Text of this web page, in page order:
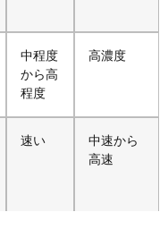
中程度
から高
程度
高濃度
速い
中速から
高速